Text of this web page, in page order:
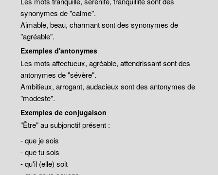
synonymes de "calme".
Aimable, beau, charmant sont des synonymes de
"agréable".
Exemples d'antonymes
Les mots affectueux, agréable, attendrissant sont des
antonymes de "sévère".
Ambitieux, arrogant, audacieux sont des antonymes de
"modeste".
Exemples de conjugaison
"Être" au subjonctif présent :
- que je sois
- que tu sois
- qu'il (elle) soit